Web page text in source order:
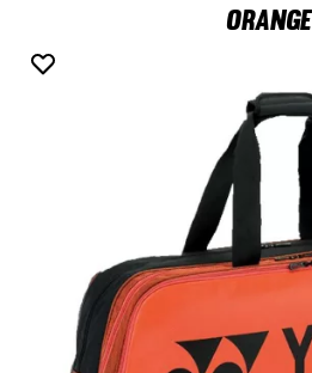
Orange